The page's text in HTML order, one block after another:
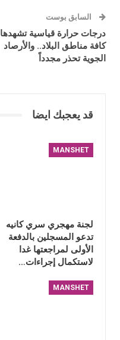
السابق بوست
درجات حرارة قياسية تشهدها
كافة مناطق البلاد.. والأرصاد
الجوية تحذر مجدداً
قد يعجبك ايضا
MANSHET
لجنة مهجري سري كانيه
تدعو المسجلين بالدفعة
الأولى لمراجعتها غدا
لاستكمال إجراءات…
MANSHET